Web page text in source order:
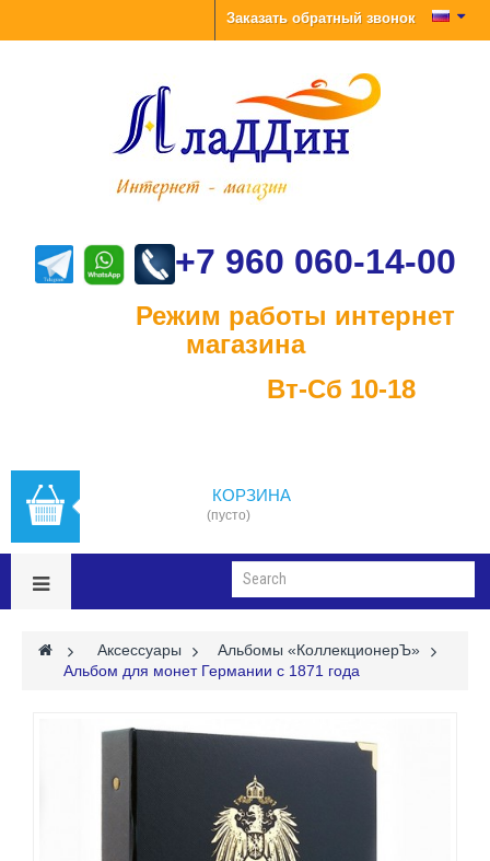
Заказать обратный звонок
+7 960 060-14-00
Режим работы интернет
магазина
Вт-Сб 10-18
КОРЗИНА
(пусто)
> Аксессуары >
Альбомы «КоллекционерЪ»
Альбом для монет Германии с 1871 года